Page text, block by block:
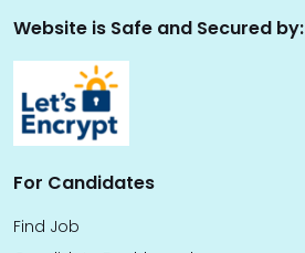
Website is Safe and Secured by:
For Candidates
Find Job